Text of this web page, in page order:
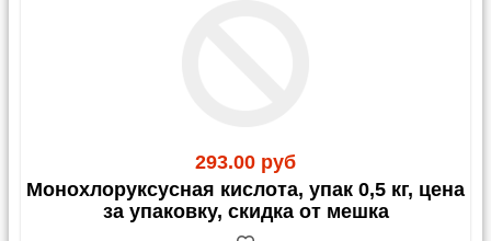
293.00 руб
Монохлоруксусная кислота, упак 0,5 кг, цена
за упаковку, скидка от мешка